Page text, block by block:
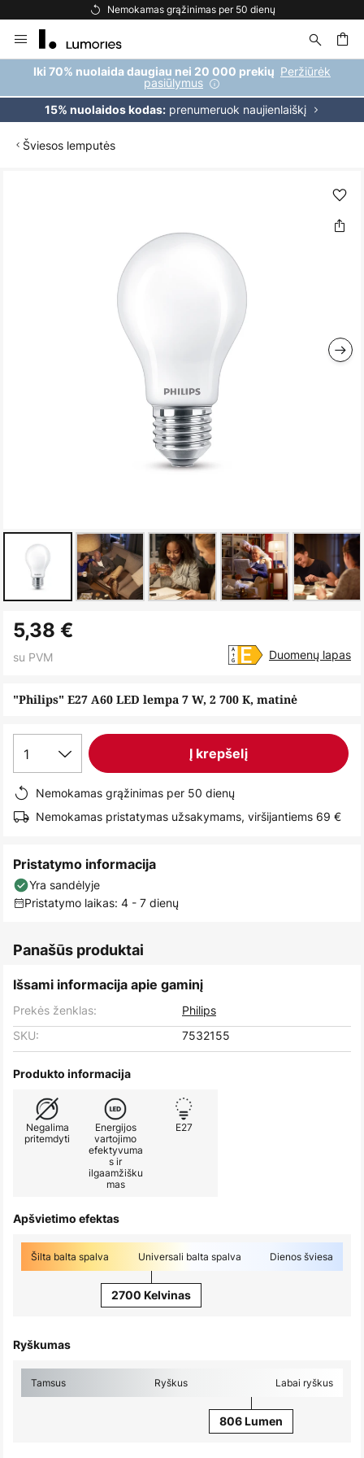
Nemokamas grąžinimas per 50 dienų
to
Content
Iki 70% nuolaida daugiau nei 20 000 prekių Peržiūrėk
pasiūlymus
15% nuolaidos kodas:prenumeruok naujienlaiškį
Šviesos lemputės
to
the
of
images
gallery
"Philips" E27 A60 LED lempa 7 W, 2 700 K, matinė
5,38 €
su PVM Duomenų lapas
1 Į krepšelį
Nemokamas grąžinimas per 50 dienų
Nemokamas pristatymas užsakymams, viršijantiems 69 €
Pristatymo informacija
Yra sandėlyje
Pristatymo laikas: 4 - 7 dienų
Panašūs produktai
Išsami informacija apie gaminį
Prekės ženklas:
Philips
SKU:
7532155
Produkto informacija
Negalima
pritemdyti
Energijos
vartojimo
efektyvuma
s ir
ilgaamžišku
mas
E27
Apšvietimo efektas
Šilta balta spalva Universali balta spalva Dienos šviesa
2700 Kelvinas
Ryškumas
Tamsus Ryškus Labai ryškus
806 Lumen